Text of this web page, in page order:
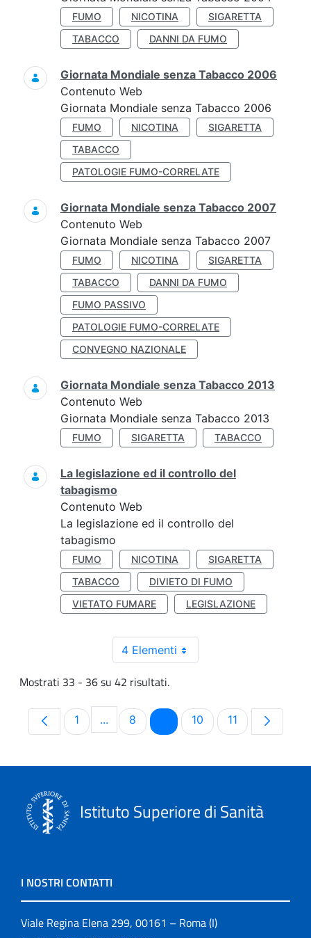
FUMO NICOTINA
SIGARETTA
TABACCO
DANNI DA FUMO
Giornata Mondiale senza Tabacco 2006
Contenuto Web
Giornata Mondiale senza Tabacco 2006
FUMO NICOTINA
SIGARETTA
TABACCO
PATOLOGIE FUMO-CORRELATE
Giornata Mondiale senza Tabacco 2007
Contenuto Web
Giornata Mondiale senza Tabacco 2007
FUMO NICOTINA
SIGARETTA
TABACCO
DANNI DA FUMO
FUMO PASSIVO
PATOLOGIE FUMO-CORRELATE
CONVEGNO NAZIONALE
Giornata Mondiale senza Tabacco 2013
Contenuto Web
Giornata Mondiale senza Tabacco 2013
FUMO SIGARETTA TABACCO
La legislazione ed il controllo del
tabagismo
Contenuto Web
La legislazione ed il controllo del
tabagismo
FUMO NICOTINA
SIGARETTA
TABACCO
DIVIETO DI FUMO
VIETATO FUMARE
LEGISLAZIONE
4 Elementi
Mostrati 33 - 36 su 42 risultati.
Pagina
1 ...Pagine intermedie Use TAB to navigate.
Pagina
8 PaginaPagina
10 Pagina
11
Istituto Superiore di Sanità
I NOSTRI CONTATTI
Viale Regina Elena 299, 00161 – Roma (I)